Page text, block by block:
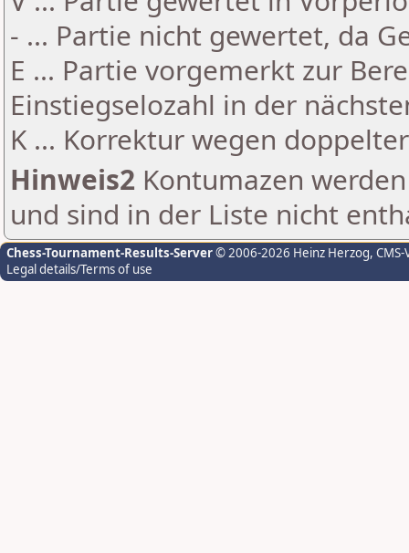
- ... Partie nicht gewertet, da
E ... Partie vorgemerkt zur
Einstiegselozahl in der
K ... Korrektur wegen
Hinweis2 Kontumazen
und sind in der Liste nicht
Chess-Tournament-Results-Server© 2006-2026 Heinz Herzog,
Legal details/Terms of use